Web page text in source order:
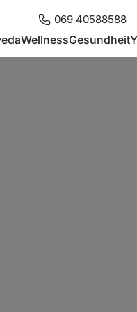
069 40588588
WellnessGesundheit